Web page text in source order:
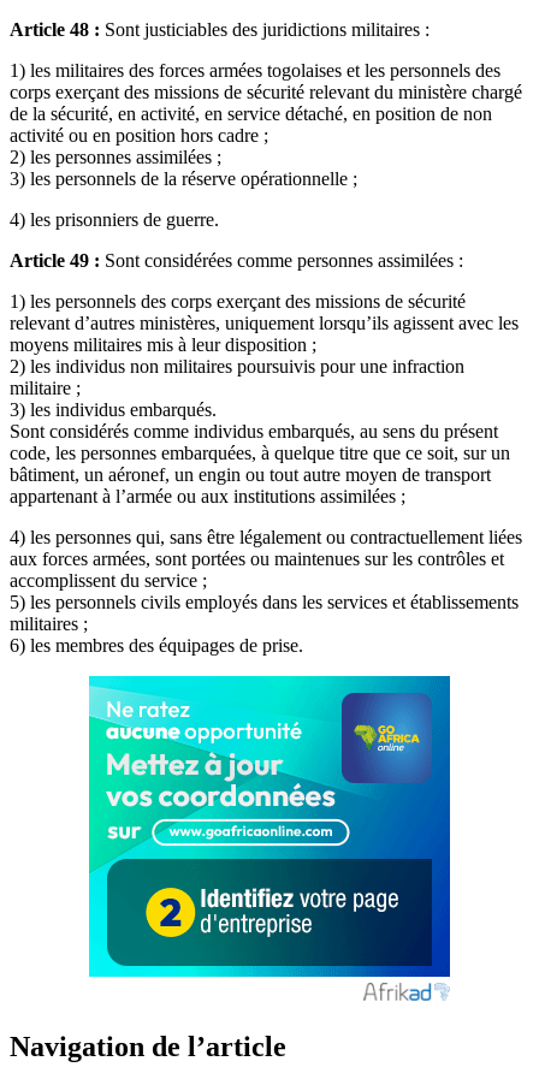
Article 48 : Sont justiciables des juridictions militaires :
1) les militaires des forces armées togolaises et les personnels des
corps exerçant des missions de sécurité relevant du ministère chargé
de la sécurité, en activité, en service détaché, en position de non
activité ou en position hors cadre ;
2) les personnes assimilées ;
3) les personnels de la réserve opérationnelle ;
4) les prisonniers de guerre.
Article 49 : Sont considérées comme personnes assimilées :
1) les personnels des corps exerçant des missions de sécurité
relevant d’autres ministères, uniquement lorsqu’ils agissent avec les
moyens militaires mis à leur disposition ;
2) les individus non militaires poursuivis pour une infraction
militaire ;
3) les individus embarqués.
Sont considérés comme individus embarqués, au sens du présent
code, les personnes embarquées, à quelque titre que ce soit, sur un
bâtiment, un aéronef, un engin ou tout autre moyen de transport
appartenant à l’armée ou aux institutions assimilées ;
4) les personnes qui, sans être légalement ou contractuellement liées
aux forces armées, sont portées ou maintenues sur les contrôles et
accomplissent du service ;
5) les personnels civils employés dans les services et établissements
militaires ;
6) les membres des équipages de prise.
Navigation de l’article